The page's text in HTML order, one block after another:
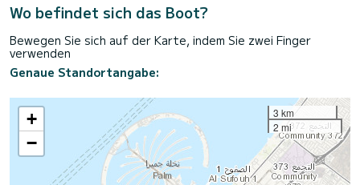
Wo befindet sich das Boot?
Bewegen Sie sich auf der Karte, indem Sie zwei Finger
verwenden
Genaue Standortangabe:
+
−
3 km
2 mi